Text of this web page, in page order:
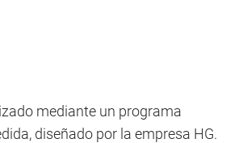
mediante un programa
diseñado por la empresa HG.